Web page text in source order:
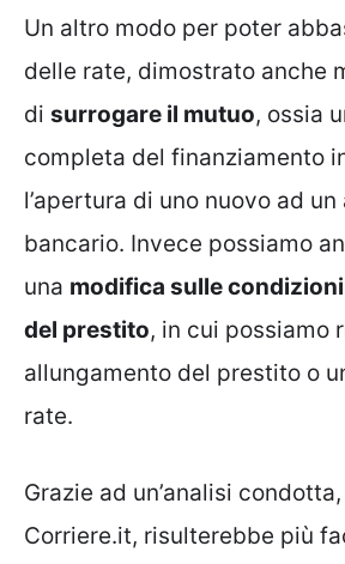
Un altro modo per poter
delle rate, dimostrato anche
di surrogare il mutuo, ossia
completa del finanziamento
l’apertura di uno nuovo ad
bancario. Invece possiamo
una modifica sulle
del prestito, in cui possiamo
allungamento del prestito o
rate.
Grazie ad un’analisi
Corriere.it, risulterebbe più